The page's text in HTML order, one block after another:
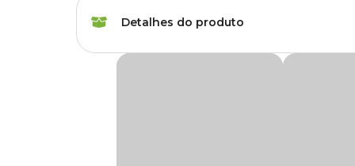
Peso da Ração 350 g
Detalhes do produto